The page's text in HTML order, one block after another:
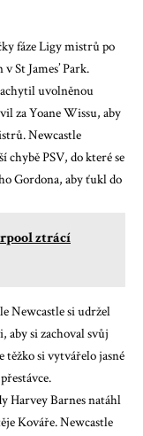
fáze Ligy mistrů po
St James’ Park.
uvolněnou
za Yoane Wissu, aby
Newcastle
chybě PSV, do které se
Gordona, aby ťukl do
ztrácí
Newcastle si udržel
si zachoval svůj
těžko si vytvářelo jasné
Harvey Barnes natáhl
Kováře. Newcastle